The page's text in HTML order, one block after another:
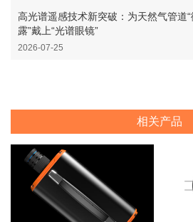
高光谱遥感技术新突破：为天然气管道
露”戴上“光谱眼镜”
2026-07-25
相关产品